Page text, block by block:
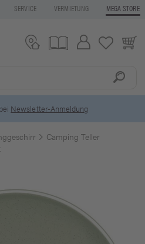
SERVICE VERMIETUNG MEGA STORE
Newsletter-Anmeldung
Camping Teller